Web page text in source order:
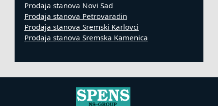
Prodaja stanova Novi Sad
Prodaja stanova Petrovaradin
Prodaja stanova Sremski Karlovci
Prodaja stanova Sremska Kamenica